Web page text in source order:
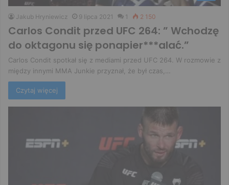
Jakub Hryniewicz 9 lipca 2021 1 2 150
Carlos Condit przed UFC 264: ” Wchodzę
do oktagonu się ponapier***alać.”
Carlos Condit spotkał się z mediami przed UFC 264. W rozmowie z
między innymi MMA Junkie przyznał, że był czas,…
Czytaj więcej